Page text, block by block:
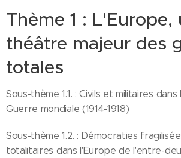
Thème 1 : L'Europe,
théâtre majeur des
totales
Sous-thème 1.1. : Civils et militaires
Guerre mondiale (1914-1918)
Sous-thème 1.2. : Démocraties
totalitaires dans l'Europe de l'entre-